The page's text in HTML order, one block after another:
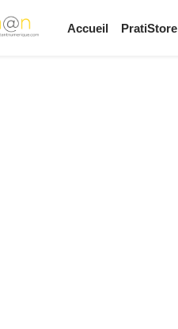
Accueil PratiStore